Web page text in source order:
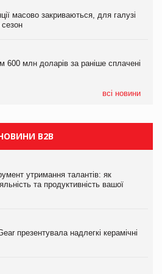
масово закриваються, для галузі
600 млн доларів за раніше сплачені
всі новини
меню: у VARUS з’явилися
хлібобулочні вироби на
600 млн доларів за раніше сплачені
нові правила щодо штучного
B2B
утримання талантів: як
та продуктивність вашої
презентувала надлегкі керамічні